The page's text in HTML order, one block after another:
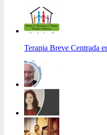
Terapia Breve Centrada